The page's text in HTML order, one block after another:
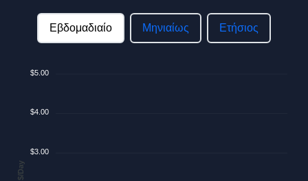
Εβδομαδιαίο Μηνιαίως Ετήσιος
$5.00
$4.00
$3.00
$/Day